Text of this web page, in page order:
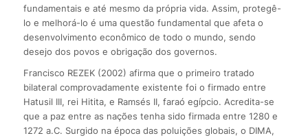
fundamentais e até mesmo da própria vida. Assim, protegê-
lo e melhorá-lo é uma questão fundamental que afeta o
desenvolvimento econômico de todo o mundo, sendo
desejo dos povos e obrigação dos governos.
Francisco REZEK (2002) afirma que o primeiro tratado
bilateral comprovadamente existente foi o firmado entre
Hatusil III, rei Hitita, e Ramsés II, faraó egípcio. Acredita-se
que a paz entre as nações tenha sido firmada entre 1280 e
1272 a.C. Surgido na época das poluições globais, o DIMA,